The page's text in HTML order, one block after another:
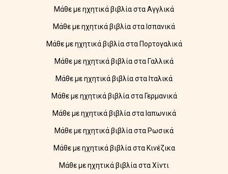
Μάθε με ηχητικά βιβλία στα Αγγλικά
Μάθε με ηχητικά βιβλία στα Ισπανικά
Μάθε με ηχητικά βιβλία στα Πορτογαλικά
Μάθε με ηχητικά βιβλία στα Γαλλικά
Μάθε με ηχητικά βιβλία στα Ιταλικά
Μάθε με ηχητικά βιβλία στα Γερμανικά
Μάθε με ηχητικά βιβλία στα Ιαπωνικά
Μάθε με ηχητικά βιβλία στα Ρωσικά
Μάθε με ηχητικά βιβλία στα Κινέζικα
Μάθε με ηχητικά βιβλία στα Χίντι